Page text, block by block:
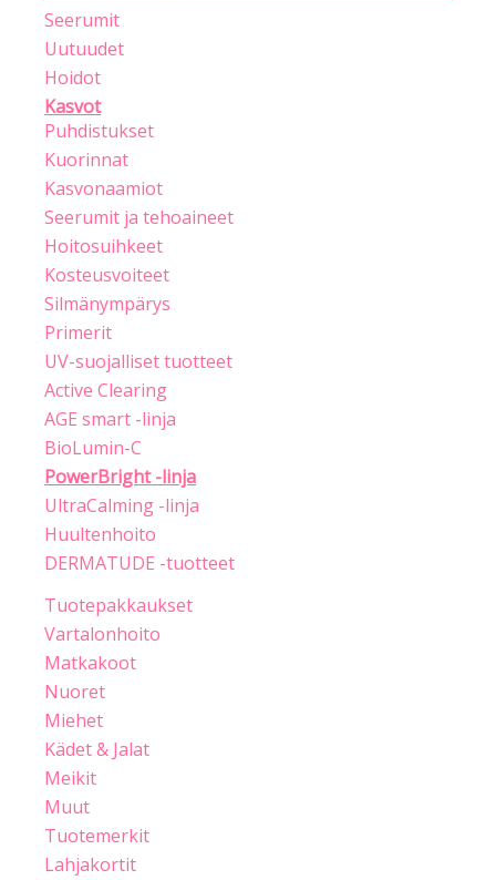
Seerumit
Uutuudet
Hoidot
Kasvot
Puhdistukset
Kuorinnat
Kasvonaamiot
Seerumit ja tehoaineet
Hoitosuihkeet
Kosteusvoiteet
Silmänympärys
Primerit
UV-suojalliset tuotteet
Active Clearing
AGE smart -linja
BioLumin-C
PowerBright -linja
UltraCalming -linja
Huultenhoito
DERMATUDE -tuotteet
Tuotepakkaukset
Vartalonhoito
Matkakoot
Nuoret
Miehet
Kädet & Jalat
Meikit
Muut
Tuotemerkit
Lahjakortit